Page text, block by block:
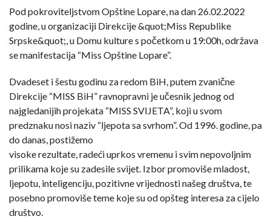
Pod pokroviteljstvom Opštine Lopare, na dan 26.02.2022
godine, u organizaciji Direkcije &quot;Miss Republike
Srpske&quot;, u Domu kulture s početkom u 19:00h, održava
se manifestacija “Miss Opštine Lopare”.
Dvadeset i šestu godinu za redom BiH, putem zvanične
Direkcije “MISS BiH” ravnopravni je učesnik jednog od
najgledanijih projekata “MISS SVIJETA”, koji u svom
predznaku nosi naziv “ljepota sa svrhom”. Od 1996. godine, pa
do danas, postižemo
visoke rezultate, radeći uprkos vremenu i svim nepovoljnim
prilikama koje su zadesile svijet. Izbor promoviše mladost,
ljepotu, inteligenciju, pozitivne vrijednosti našeg društva, te
posebno promoviše teme koje su od opšteg interesa za cijelo
društvo.